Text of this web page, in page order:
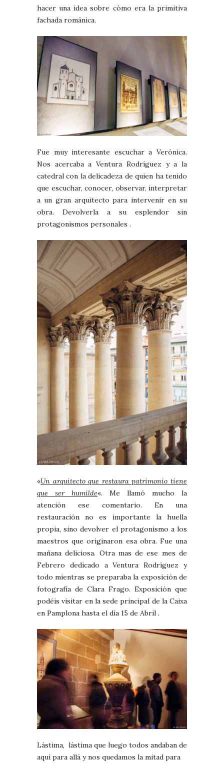
hacer una idea sobre cómo era la primitiva
fachada románica.
Fue muy interesante escuchar a Verónica.
Nos acercaba a Ventura Rodríguez y a la
catedral con la delicadeza de quien ha tenido
que escuchar, conocer, observar, interpretar
a un gran arquitecto para intervenir en su
obra. Devolverla a su esplendor sin
protagonismos personales .
«Un arquitecto que restaura patrimonio tiene
que ser humilde«. Me llamó mucho la
atención ese comentario. En una
restauración no es importante la huella
propia, sino devolver el protagonismo a los
maestros que originaron esa obra. Fue una
mañana deliciosa. Otra mas de ese mes de
Febrero dedicado a Ventura Rodríguez y
todo mientras se preparaba la exposición de
fotografía de Clara Frago. Exposición que
podéis visitar en la sede principal de la Caixa
en Pamplona hasta el día 15 de Abril .
Lástima, lástima que luego todos andaban de
aquí para allá y nos quedamos la mitad para